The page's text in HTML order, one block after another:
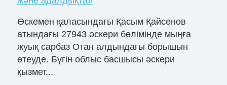
Өскемен қаласындағы Қасым Қайсенов
атындағы 27943 әскери бөлімінде мыңға
жуық сарбаз Отан алдындағы борышын
өтеуде. Бүгін облыс басшысы әскери
қызмет...